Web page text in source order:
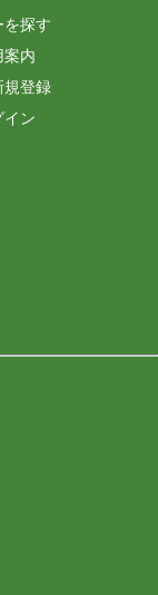
を探す
案内
規登録
イン